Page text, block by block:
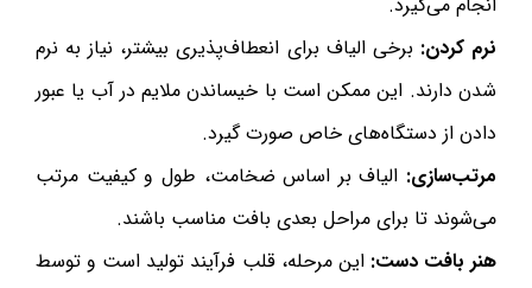
نرم کردن: برخی الیاف برای انعطاف‌پذیری بیشتر، نیاز به نرم
شدن دارند. این ممکن است با خیساندن ملایم در آب یا عبور
دادن از دستگاه‌های خاص صورت گیرد.
مرتب‌سازی: الیاف بر اساس ضخامت، طول و کیفیت مرتب
می‌شوند تا برای مراحل بعدی بافت مناسب باشند.
هنر بافت دست: این مرحله، قلب فرآیند تولید است و توسط